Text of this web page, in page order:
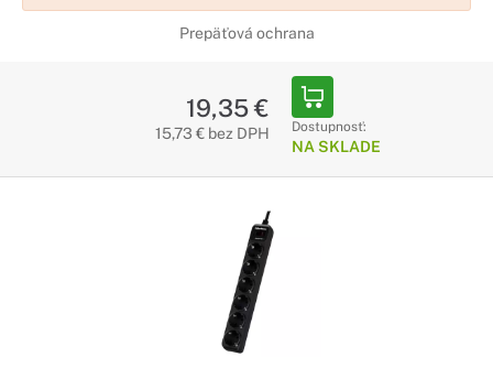
Prepäťová ochrana
19,35 €
15,73 € bez DPH Dostupnosť:
NA SKLADE